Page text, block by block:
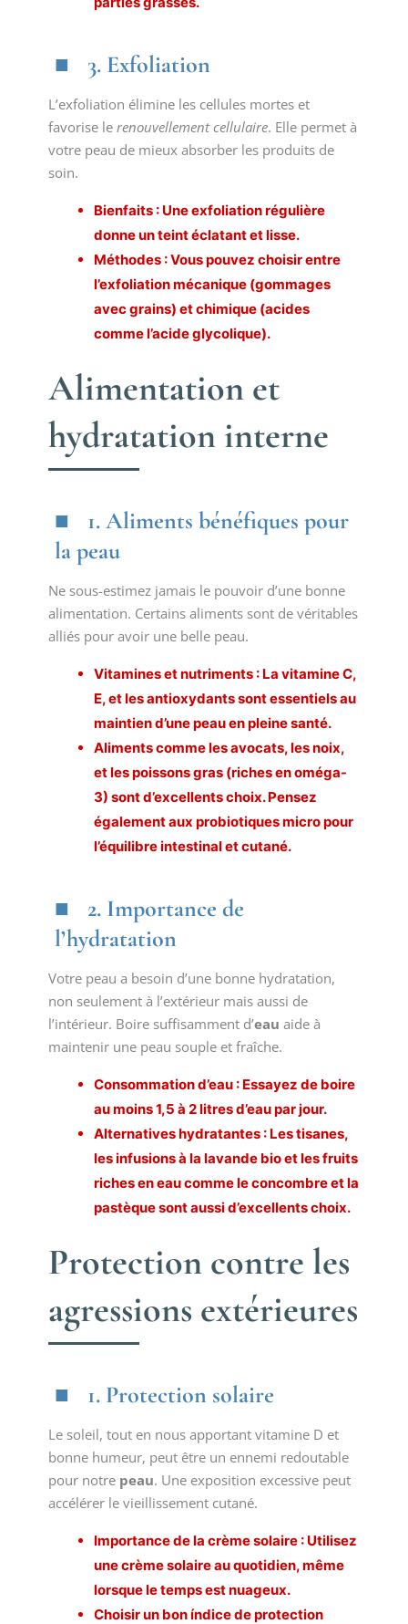
3. Exfoliation
L’exfoliation élimine les cellules mortes et
favorise le renouvellement cellulaire. Elle permet à
votre peau de mieux absorber les produits de
soin.
Bienfaits : Uneexfoliationrégulière
donne un teint éclatant et lisse.
Méthodes : Vous pouvez choisir entre
l’exfoliation mécanique (gommages
avec grains) et chimique (acides
comme l’acide glycolique).
Alimentation et
hydratation interne
1. Aliments bénéfiques pour
la peau
Ne sous-estimez jamais le pouvoir d’une bonne
alimentation. Certains aliments sont de véritables
alliés pour avoir une belle peau.
Vitamines et nutriments : La vitamine C,
E, et les antioxydants sont essentiels au
maintien d’une peau en pleine santé.
Aliments comme les avocats, les noix,
et les poissons gras (riches en oméga-
3) sont d’excellents choix. Pensez
également aux probiotiques micro pour
l’équilibre intestinal et cutané.
2. Importance de
l’hydratation
Votre peau a besoin d’une bonne hydratation,
non seulement à l’extérieur mais aussi de
l’intérieur. Boire suffisamment d’eau aide à
maintenir une peau souple et fraîche.
Consommation d’eau : Essayez de boire
au moins 1,5 à 2 litres d’eau par jour.
Alternatives hydratantes : Les tisanes,
les infusions à la lavande bio et les fruits
riches en eau comme le concombre et la
pastèque sont aussi d’excellents choix.
Protection contre les
agressions extérieures
1. Protection solaire
Le soleil, tout en nous apportant vitamine D et
bonne humeur, peut être un ennemi redoutable
pour notre peau. Une exposition excessive peut
accélérer le vieillissement cutané.
Importance de la crème solaire : Utilisez
une crème solaire au quotidien, même
lorsque le temps est nuageux.
Choisir un bon índice de protection